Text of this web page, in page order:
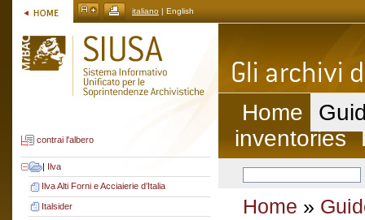
italiano | English
contrai l'albero
| Ilva
Ilva Alti Forni e Acciaierie d’Italia
Italsider
Home
inventories
Home »